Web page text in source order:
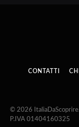
CONTATTI
© 2026
P.IVA 01404160325